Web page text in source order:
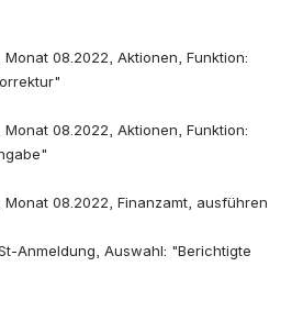
08.2022, Aktionen, Funktion:
08.2022, Aktionen, Funktion:
08.2022, Finanzamt, ausführen
Anmeldung, Auswahl: "Berichtigte